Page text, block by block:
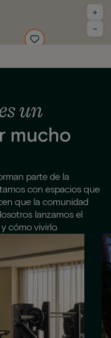
+
−
un
mucho
parte de la
con espacios que
que la comunidad
lanzamos el
cómo vivirlo.